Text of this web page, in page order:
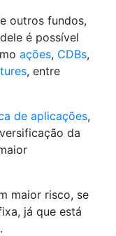
outros fundos,
é possível
ações, CDBs,
, entre
de aplicações,
da
maior risco, se
já que está